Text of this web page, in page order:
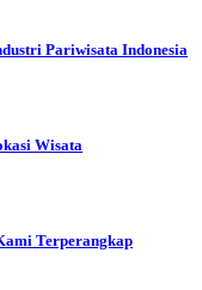
Pariwisata Indonesia
Wisata
Terperangkap